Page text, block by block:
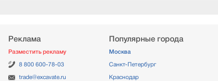
Реклама
Разместить рекламу
8 800 600-78-03
trade@excavate.ru
Популярные города
Москва
Санкт-Петербург
Краснодар